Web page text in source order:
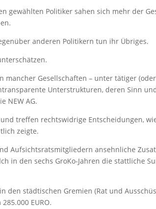
gewählten Politiker sahen sich mehr der
anderen Politikern tun ihr Übriges.
mancher Gesellschaften – unter tätiger
Unterstrukturen, deren Sinn
NEW AG.
treffen rechtswidrige Entscheidungen,
zeigte.
Aufsichtsratsmitgliedern ansehnliche
in den sechs GroKo-Jahren die stattliche
den städtischen Gremien (Rat und
EURO.